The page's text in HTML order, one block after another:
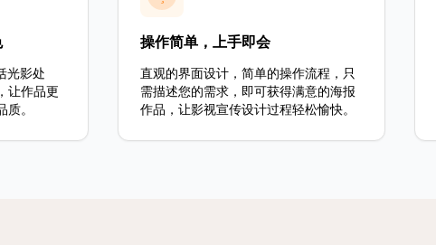
光影处
让作品更
。
操作简单，上手即会
直观的界面设计，简单的操作流程，只
需描述您的需求，即可获得满意的海报
作品，让影视宣传设计过程轻松愉快。